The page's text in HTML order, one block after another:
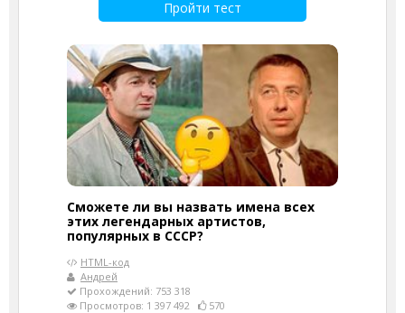
Пройти тест
Сможете ли вы назвать имена всех
этих легендарных артистов,
популярных в СССР?
HTML-код
Андрей
Прохождений: 753 318
Просмотров: 1 397 492
570